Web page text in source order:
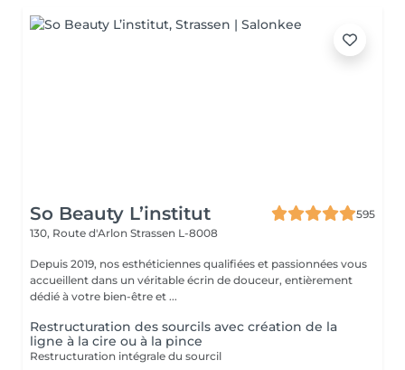
So Beauty L’institut
595
130, Route d'Arlon Strassen L-8008
Depuis 2019, nos esthéticiennes qualifiées et passionnées vous
accueillent dans un véritable écrin de douceur, entièrement
dédié à votre bien-être et ...
Restructuration des sourcils avec création de la
ligne à la cire ou à la pince
Restructuration intégrale du sourcil